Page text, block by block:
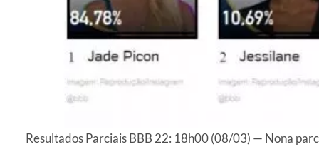
Resultados Parciais BBB 22: 18h00 (08/03) — Nona